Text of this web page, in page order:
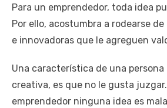
Para un emprendedor, toda idea
Por ello, acostumbra a rodearse
e innovadoras que le agreguen
Una característica de una
creativa, es que no le gusta
emprendedor ninguna idea es